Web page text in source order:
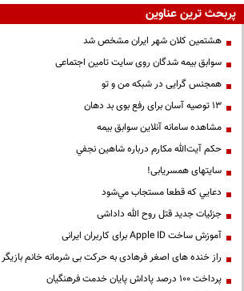
پربحث ترین عناوین
هشتمین کلان شهر ایران مشخص شد
سوابق بیمه شدگان روی سایت تامین اجتماعی
همجنس گرایی در شبکه من و تو
13 توصیه آسان برای رفع بوی بد دهان
مشاهده سامانه آنلاين سوابق بیمه
حكم آيت‌الله مكارم درباره شاهين نجفي
سایتهای همسریابی!
دعايي كه قطعا مستجاب مي‌شود
جزئیات جدید قتل روح الله داداشی
آموزش ساخت Apple ID برای کاربران ایرانی
راز خنده های اصغر فرهادی به حرکت بی شرمانه خانم
پرداخت ۱۰۰ درصد پاداش پایان خدمت فرهنگیان